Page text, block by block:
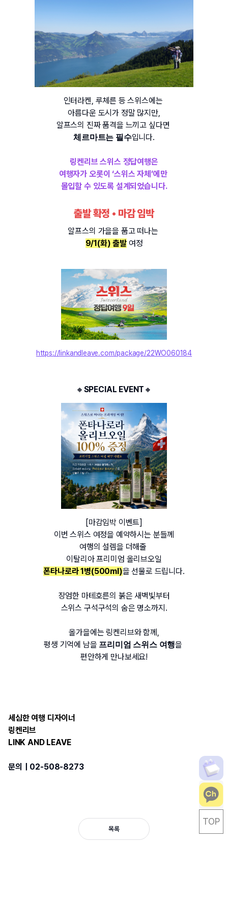
인터라켄, 루체른 등 스위스에는
아름다운 도시가 정말 많지만,
알프스의 진짜 품격을 느끼고 싶다면
체르마트는 필수입니다.
링켄리브 스위스 정답여행은
여행자가 오롯이 ‘스위스 자체’에만
몰입할 수 있도록 설계되었습니다.
출발 확정 • 마감 임박
알프스의 가을을 품고 떠나는
9/1(화) 출발 여정
https://linkandleave.com/package/22WO060184
🔸 SPECIAL EVENT 🔸
[마감임박 이벤트]
이번 스위스 여정을 예약하시는 분들께
여행의 설렘을 더해줄
이탈리아 프리미엄 올리브오일
폰타나로라 1병(500ml)을 선물로 드립니다.
장엄한 마테호른의 붉은 새벽빛부터
스위스 구석구석의 숨은 명소까지.
올가을에는 링켄리브와 함께,
평생 기억에 남을 프리미엄 스위스 여행을
편안하게 만나보세요!
세심한 여행 디자이너
링켄리브
LINK AND LEAVE
문의｜02-508-8273
목록
TOP